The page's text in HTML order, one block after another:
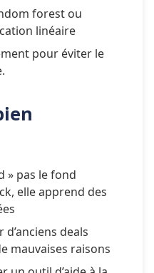
forest ou
linéaire
pour éviter le
» pas le fond
elle apprend des
d’anciens deals
mauvaises raisons